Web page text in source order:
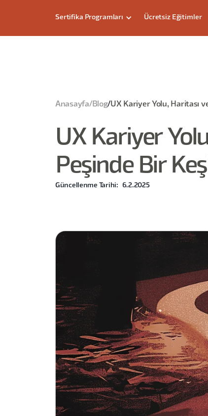
Sertifika Programları Ücretsiz Eğitimler
Anasayfa/ Blog/UX Kariyer Yolu, Haritası
UX Kariyer
Peşinde Bir
Güncellenme Tarihi: 6.2.2025